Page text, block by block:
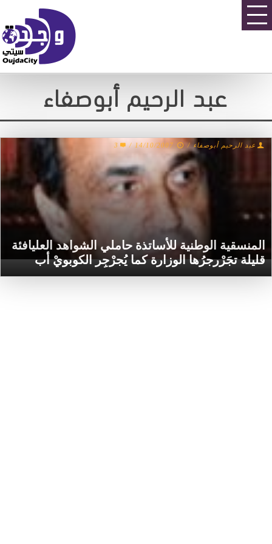
عبد الرحيم أبوصفاء
المنسقية الوطنية للأساتذة حاملي الشواهد العليافئة
قليلة تجَرْرجرُها الوزارة كما يُجرْجِر الكوبويْ أب
عبد الرحيم أبوصفاء /
14/10/2007
/
3